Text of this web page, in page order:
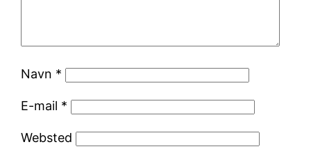
Navn *
E-mail *
Websted